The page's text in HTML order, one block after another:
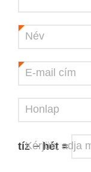
Név
E-mail cím
Honlap
Kérjük, adja
tíz − hét =